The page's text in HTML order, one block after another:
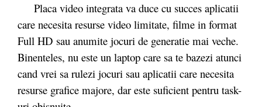
Placa video integrata va duce cu succes aplicatii
care necesita resurse video limitate, filme in format
Full HD sau anumite jocuri de generatie mai veche.
Binenteles, nu este un laptop care sa te bazezi atunci
cand vrei sa rulezi jocuri sau aplicatii care necesita
resurse grafice majore, dar este suficient pentru task-